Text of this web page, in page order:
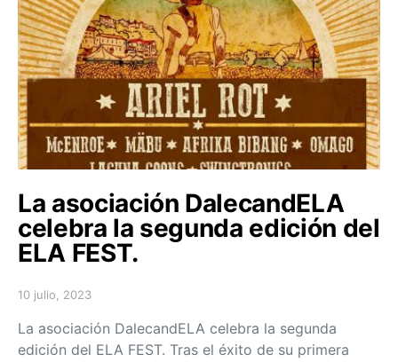
La asociación DalecandELA
celebra la segunda edición del
ELA FEST.
Posted on
10 julio, 2023
La asociación DalecandELA celebra la segunda
edición del ELA FEST. Tras el éxito de su primera